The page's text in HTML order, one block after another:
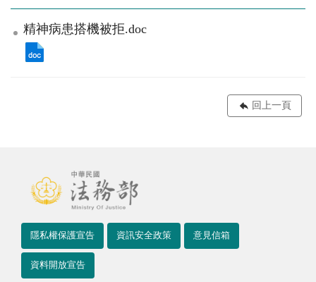
精神病患搭機被拒.doc
回上一頁
隱私權保護宣告 資訊安全政策 意見信箱
資料開放宣告